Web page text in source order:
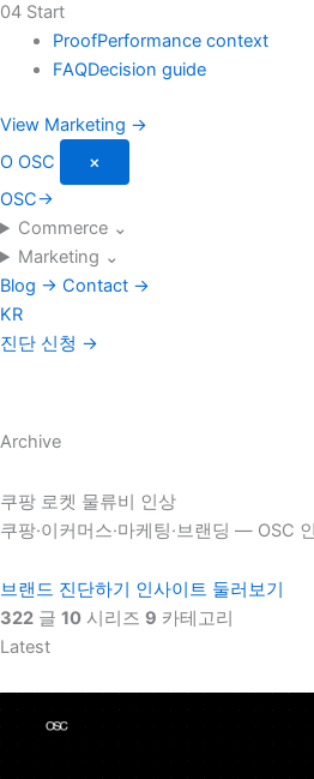
04 Start
ProofPerformance context
FAQDecision guide
View Marketing →
O OSC
×
OSC→
Commerce ⌄
Marketing ⌄
Blog → Contact →
KR
진단 신청 →
Archive
쿠팡 로켓 물류비 인상
쿠팡·이커머스·마케팅·브랜딩 — OSC
브랜드 진단하기
인사이트 둘러보기
322 글 10 시리즈 9 카테고리
Latest